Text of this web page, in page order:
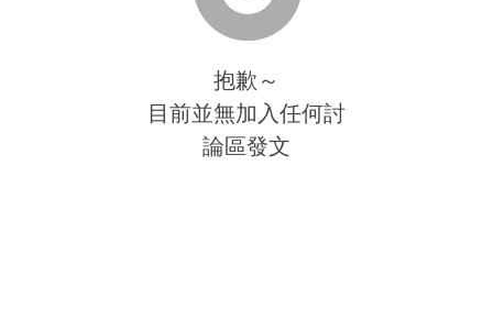
抱歉～
目前並無加入任何討
論區發文